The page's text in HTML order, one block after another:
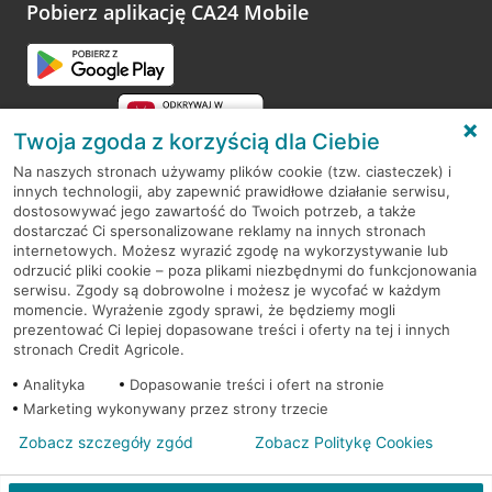
opinie.
Pobierz aplikację CA24 Mobile
RODO
Regulamin serwisu
Mapa serwisu
PolitykaCookies
© 2026 Credit Agricole Bank Polska S.A. Wszelkie prawa zastrzeżone
Twoja zgoda z korzyścią dla Ciebie
Na naszych stronach używamy plików cookie (tzw. ciasteczek) i
innych technologii, aby zapewnić prawidłowe działanie serwisu,
dostosowywać jego zawartość do Twoich potrzeb, a także
dostarczać Ci spersonalizowane reklamy na innych stronach
internetowych. Możesz wyrazić zgodę na wykorzystywanie lub
odrzucić pliki cookie – poza plikami niezbędnymi do funkcjonowania
serwisu. Zgody są dobrowolne i możesz je wycofać w każdym
momencie. Wyrażenie zgody sprawi, że będziemy mogli
prezentować Ci lepiej dopasowane treści i oferty na tej i innych
stronach Credit Agricole.
Analityka
Dopasowanie treści i ofert na stronie
Marketing wykonywany przez strony trzecie
Zobacz szczegóły zgód Zobacz Politykę Cookies